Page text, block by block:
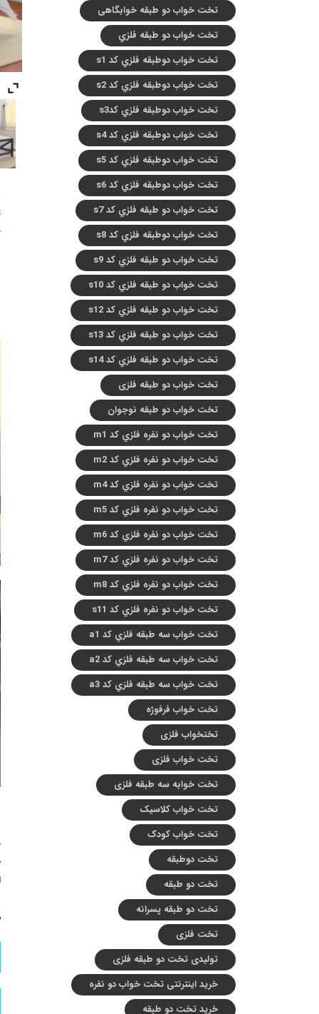
تخت خواب دو طبقه خوابگاهی
تخت خواب دو طبقه فلزي
تخت خواب دوطبقه فلزي کد s1
تخت خواب دوطبقه فلزي کد s2
تخت خواب دوطبقه فلزي کدs3
تخت خواب دوطبقه فلزي کد s4
تخت خواب دوطبقه فلزي کد s5
تخت خواب دوطبقه فلزي کد s6
تخت خواب دو طبقه فلزي کد s7
تخت خواب دوطبقه فلزي کد s8
تخت خواب دو طبقه فلزي کد s9
تخت خواب دو طبقه فلزي کد s10
تخت خواب دو طبقه فلزي کد s12
تخت خواب دو طبقه فلزي کد s13
تخت خواب دو طبقه فلزي کد s14
تخت خواب دو طبقه فلزی
تخت خواب دو طبقه نوجوان
تخت خواب دو نفره فلزي کد m1
تخت خواب دو نفره فلزي کد m2
تخت خواب دو نفره فلزي کد m4
تخت خواب دو نفره فلزي کد m5
تخت خواب دو نفره فلزي کد m6
تخت خواب دو نفره فلزي کد m7
تخت خواب دو نفره فلزي کد m8
تخت خواب دو نفره فلزي کد s11
تخت خواب سه طبقه فلزي کد a1
تخت خواب سه طبقه فلزي کد a2
تخت خواب سه طبقه فلزي کد a3
تخت خواب فرفوژه
تختخواب فلزی
تخت خواب فلزی
تخت خوابه سه طبقه فلزی
تخت خواب کلاسیک
تخت خواب کودک
تخت دوطبقه
تخت دو طبقه
تخت دو طبقه پسرانه
تخت فلزی
تولیدی تخت دو طبقه فلزی
خرید اینترنتی تخت خواب دو نفره
خرید تخت دو طبقه